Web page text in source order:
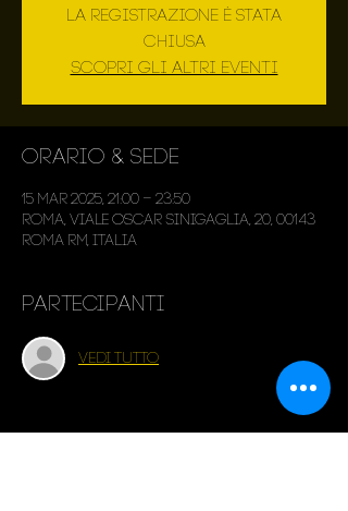
La registrazione è stata
chiusa
Scopri gli altri eventi
Orario & Sede
15 mar 2025, 21:00 – 23:50
Roma, Viale Oscar Sinigaglia, 20, 00143
Roma RM, Italia
Partecipanti
Vedi tutto